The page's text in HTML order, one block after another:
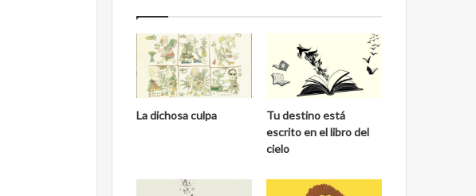
La dichosa culpa
Tu destino está
escrito en el libro del
cielo